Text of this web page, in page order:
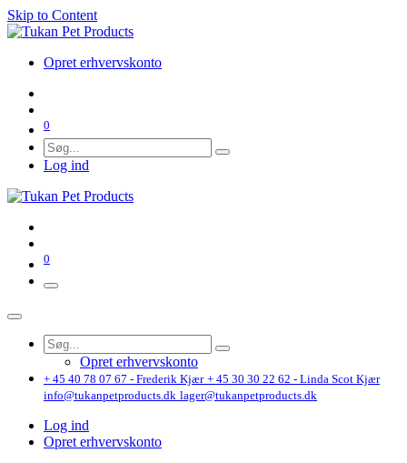
Skip to Content
Opret erhvervskonto
0
Log ind
0
Opret erhvervskonto
+ 45 40 78 07 67 - Frederik Kjær + 45 30 30 22 62 - Linda Scot Kjær
info@tukanpetproducts.dk lager@tukanpetproducts.dk
Log ind
Opret erhvervskonto